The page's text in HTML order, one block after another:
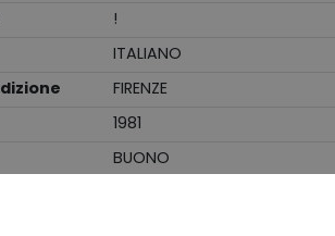
!
ITALIANO
FIRENZE
1981
BUONO